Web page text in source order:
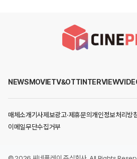
NEWSMOVIETV&OTTINTERVIEW
매체소개기사제보광고·제휴문의개인정보처리방
이메일무단수집거부